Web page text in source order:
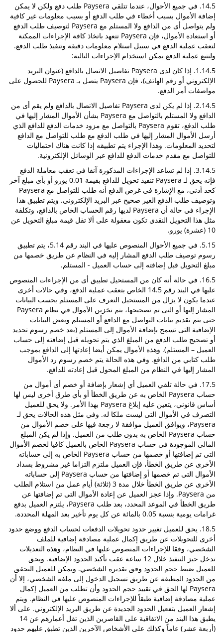
14.5. في جميع الأحوال، عندما تتلقي Paysera طلب دفع ولكن لا يمكن
إضافة الأموال بسبب أخطاء في طلب الدفع أو بسبب معلومات غير كافية
ولم يتواصل أى من الدافع ولا المستلم مع Paysera لتوصيف طلب الدفع
أو استعادة الأموال، فإن Paysera تتعهد باتخاذ كافة الإجراءات الممكنة
لتعقب عملية الدفع في سبيل استلام معلومات دقيقة وتنفيذ طلب الدفع.
ولتتبع عملية الدفع يمكن استخدام الإجراءات التالية:
1.14.5. إذا كان لدى Paysera تفاصيل الاتصال بالدافع (عنوان البريد
الإلكتروني أو رقم الهاتف)، فإن Paysera يتصل بـ Paysera للحصول على
مواصفات أمر الدفع.
2.14.5. إذا لم يكن لدى Paysera تفاصيل الاتصال بالدافع ولم يقم أى من
الدافع ولا المستلم بالتواصل مع Paysera بشأن الأموال المشار إليها في
طلب الدفع، تقوم Paysera بالتواصل مع مزود خدمات الدفع للدافع الذي
أرسل الأموال المشار إليها في طلب الدفع مع طلب للتواصل مع الدافع
لتحديد المعلومات. وهذا الإجراء يتم تطبيقه إذا كانت هناك احتماليات
للتواصل مع مقدم خدمات الدفع للدافع عبر الوسائل الإلكترونية.
3.14.5. إذا لم تساعد الإجراءات المذكورة آنفا في تعقب معاملة الدفع
فإنه يحق لـ Paysera تنفيذ تحويل للدافع بقيمة 0.01 يورو أو بأي مبلغ آخر
كحد أدنى، مع الإشارة في غرض الدفع أنه طلب للتواصل مع Paysera
وتوصيف طلب الدفع الغير صحيح عبر البريد الإلكتروني. ويتم تطبيق هذا
الإجراء في حالة أن Paysera لديها رقم الحساب الخاص بالدافع، وتكلفة
مثل هذا التحويل النقدي تكون معقولة على ألا تقل قيمة مبلغ التحويل عن
10 (عشرة) يورو.
5.15. في جميع الأحوال المنصوص عليها في البند رقم 5.14، يتم تطبيق
رسوم توصيف طلب الدفع المشار إليه في النظام عن طريق خصمها من
مبلغ التحويل قبل إضافته إلى حساب العميل - المستلم.
16.5. في حالة أنه كان من المستحيل تطبيق أى من الإجراءات المنصوص
عليها في البند رقم 14.5 الخاص بتعقب عملية الدفع، وفي حالات أخرى
عندما يكون لا يزال من المستحيل التعرف على المستلم بحسب البيانات
المشار إليها أو التى تم تصحيحها، يتم تخزين الأموال في نظام Paysera
حتى يتم تقديم بيانات التواصل مع الدافع أو المستلم وبعض البيانات
الإضافية التى تسمح بإضافة الأموال إلى المستلم (بعد خصم رسوم تحديد
أو تصحيح طلب الدفع من المبلغ الذي يتم تحويله قبل إضافته إلى حساب
العميل – المستلم). وهذه الأموال يمكن أيضا إعادتها إلى الدافع بموجب
طلب كتابي من الدافع. وفي هذه الحالة يتم خصم رسوم رد الأموال
المشار إليها في النظام من المبلغ المحول قبل إعادته للدافع.
17.5. في حالة تلقي العميل أي إشعار بإضافة أو خصم أى أموال من
حساب Paysera الخاص به عن طريق الخطأ أو بأي طرق أخرى ليس لها
أساس قانوني، يتعين عليه إبلاغ Paysera بهذا الأمر. ولا يحق للعميل
التصرف في الأموال التى ليست ملكا له. وفي مثل هذه الحالات يحق لـ
Paysera، ويوافق العميل موافقة لا رجعة فيها على خصم الأموال من
حساب Paysera الخاص به بدون طلب من العميل. وإذا لم يكن المبلغ
المالي الموجودة في حساب Paysera الخاص بالعميل كافيا لخصم الأموال
التى تم إضافتها أو خصمها من حساب Paysera الخاص به إلى حساباته
الأخرى عن طريق الخطأ، فإن العميل ملتزم التزاما غير مشروط بسداد
الأموال التى تم خصمها أو إضافتها من حساب Paysera إلى حساباته
الأخرى عن طريق الخطأ خلال مدة 3 (ثلاثة) أيام عمل من استلام الطلب
من Paysera. وإذا عجز العميل عن إعادة الأموال التى تم إضافتها عن
طريق الخطأ في الموعد المحدد، بعد طلب Paysera، يلتزم العميل بدفع
غرامات يومية بنسبة 0.05 بالمائة عن كل يوم تأخير بعد المهلة المحددة.
18.5. يحق للعميل تغيير حدود تحويلات الدفعات لحساب الدفع ووضع حدود
أخرى للتحويلات عن طريق إكمال عملية مصادقة إضافية للملف
الشخصي، وفقا للإجراءات المنصوص عليها في النظام، وهذه التعديلات
تدخل حيز التنفيذ خلال 12 ساعة عقب تأكيد الحدود الإضافية. ويحق
للعميل ضبط حجم الحدود وفق تقديره الشخصي. ويمكن للعميل التحقق
من الحدود المطبقة عن طريق تسجيل الدخول إلى ملفه الشخصي، إلا أن
Paysera لها الحق في تقييد حجم الحدود وأن تطلب من العميل إكمال
عملية مصادقة إضافية طبقاً للإجراءات المنصوص عليها في النظام. ويتم
إشعار العميل بتفعيل الحدود الجديدة عن طريق البريد الإلكتروني. على ألا
يطبق هذا البند من الاتفاقية على القاصرين الذين تقل أعمارهم عن 14
(أربعة عشر) عاماً وكذلك على الأشخاص الآخرين الذين تطبق عليهم حدود